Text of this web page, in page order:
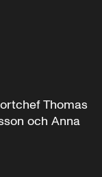
Thomas
och Anna